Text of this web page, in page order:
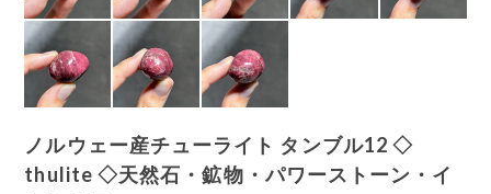
ノルウェー産チューライト タンブル12 ◇
thulite ◇天然石・鉱物・パワーストーン・イ